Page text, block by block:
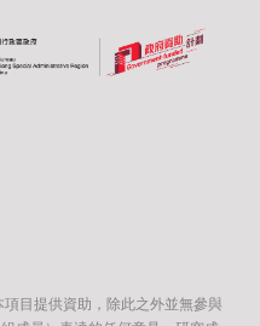
目提供資助，除此之外並無參與